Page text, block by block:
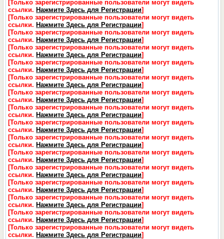
[Только зарегистрированные пользователи могут видеть
ссылки. Нажмите Здесь для Регистрации]
[Только зарегистрированные пользователи могут видеть
ссылки. Нажмите Здесь для Регистрации]
[Только зарегистрированные пользователи могут видеть
ссылки. Нажмите Здесь для Регистрации]
[Только зарегистрированные пользователи могут видеть
ссылки. Нажмите Здесь для Регистрации]
[Только зарегистрированные пользователи могут видеть
ссылки. Нажмите Здесь для Регистрации]
[Только зарегистрированные пользователи могут видеть
ссылки. Нажмите Здесь для Регистрации]
[Только зарегистрированные пользователи могут видеть
ссылки. Нажмите Здесь для Регистрации]
[Только зарегистрированные пользователи могут видеть
ссылки. Нажмите Здесь для Регистрации]
[Только зарегистрированные пользователи могут видеть
ссылки. Нажмите Здесь для Регистрации]
[Только зарегистрированные пользователи могут видеть
ссылки. Нажмите Здесь для Регистрации]
[Только зарегистрированные пользователи могут видеть
ссылки. Нажмите Здесь для Регистрации]
[Только зарегистрированные пользователи могут видеть
ссылки. Нажмите Здесь для Регистрации]
[Только зарегистрированные пользователи могут видеть
ссылки. Нажмите Здесь для Регистрации]
[Только зарегистрированные пользователи могут видеть
ссылки. Нажмите Здесь для Регистрации]
[Только зарегистрированные пользователи могут видеть
ссылки. Нажмите Здесь для Регистрации]
[Только зарегистрированные пользователи могут видеть
ссылки. Нажмите Здесь для Регистрации]